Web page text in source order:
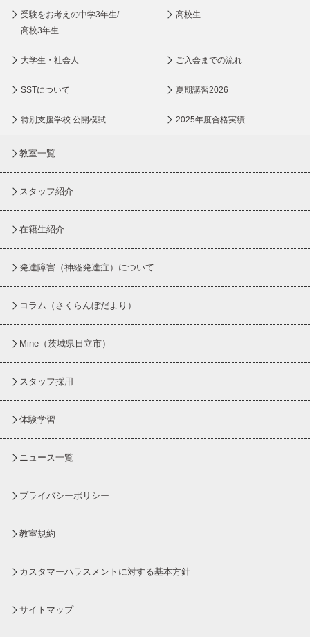
受験をお考えの中学3年生/
高校3年生
高校生
大学生・社会人 ご入会までの流れ
SSTについて 夏期講習2026
特別支援学校 公開模試 2025年度合格実績
教室一覧
スタッフ紹介
在籍生紹介
発達障害（神経発達症）について
コラム （さくらんぼだより）
Mine（茨城県日立市）
スタッフ採用
体験学習
ニュース一覧
プライバシーポリシー
教室規約
カスタマーハラスメントに対する基本方針
サイトマップ